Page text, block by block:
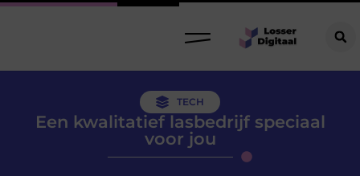
TECH
Een kwalitatief lasbedrijf speciaal
voor jou